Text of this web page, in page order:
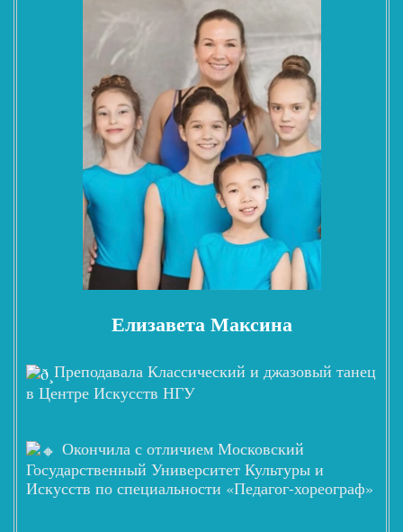
Елизавета Максина
Преподавала Классический и джазовый танец
в Центре Искусств НГУ
Окончила с отличием Московский
Государственный Университет Культуры и
Искусств по специальности «Педагог-хореограф»